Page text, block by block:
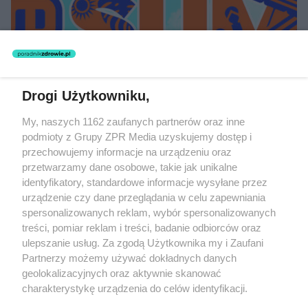
ESKA Summer Camp 2026 rusza w
trasę! Odwiedź strefę Wawel i
spróbuj kultowych Michałków z
Wawelu
MATERIAŁ SPONSOROWANY
Drogi Użytkowniku,
My, naszych 1162 zaufanych partnerów oraz inne
podmioty z Grupy ZPR Media uzyskujemy dostęp i
przechowujemy informacje na urządzeniu oraz
przetwarzamy dane osobowe, takie jak unikalne
identyfikatory, standardowe informacje wysyłane przez
urządzenie czy dane przeglądania w celu zapewniania
spersonalizowanych reklam, wybór spersonalizowanych
treści, pomiar reklam i treści, badanie odbiorców oraz
ulepszanie usług. Za zgodą Użytkownika my i Zaufani
Partnerzy możemy używać dokładnych danych
geolokalizacyjnych oraz aktywnie skanować
charakterystykę urządzenia do celów identyfikacji.